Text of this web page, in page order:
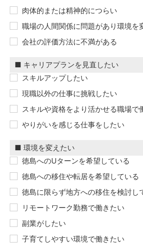
肉体的または精神的につらい
職場の人間関係に問題があり環境を
会社の評価方法に不満がある
スキルアップしたい
現職以外の仕事に挑戦したい
スキルや資格をより活かせる職場で
やりがいを感じる仕事をしたい
徳島へのUターンを希望している
徳島への移住や転居を希望している
徳島に限らず地方への移住を検討し
リモートワーク勤務で働きたい
副業がしたい
子育てしやすい環境で働きたい